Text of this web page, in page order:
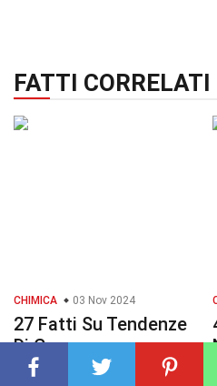
FATTI CORRELATI
CHIMICA 03 Nov 2024
27 Fatti Su Tendenze
Di Gruppo